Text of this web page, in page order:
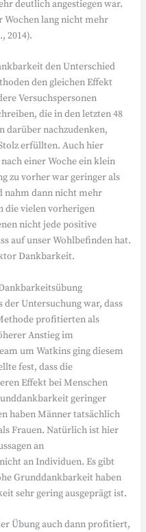
deutlich angestiegen war.
Wochen lang nicht mehr
2014).
den Unterschied
den gleichen Effekt
Versuchspersonen
die in den letzten 48
darüber nachzudenken,
erfüllten. Auch hier
einer Woche ein klein
zu vorher war geringer als
nahm dann nicht mehr
die vielen vorherigen
nicht jede positive
auf unser Wohlbefinden hat.
Dankbarkeit.
Untersuchung war, dass
profitierten als
Anstieg im
um Watkins ging diesem
fest, dass die
Effekt bei Menschen
geringer
haben Männer tatsächlich
Frauen. Natürlich ist hier
an
an Individuen. Es gibt
Grunddankbarkeit haben
sehr gering ausgeprägt ist.
Übung auch dann profitiert,